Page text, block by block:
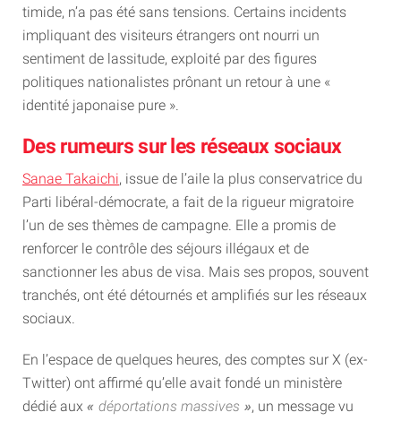
timide, n’a pas été sans tensions. Certains incidents
impliquant des visiteurs étrangers ont nourri un
sentiment de lassitude, exploité par des figures
politiques nationalistes prônant un retour à une «
identité japonaise pure ».
Des rumeurs sur les réseaux sociaux
Sanae Takaichi, issue de l’aile la plus conservatrice du
Parti libéral-démocrate, a fait de la rigueur migratoire
l’un de ses thèmes de campagne. Elle a promis de
renforcer le contrôle des séjours illégaux et de
sanctionner les abus de visa. Mais ses propos, souvent
tranchés, ont été détournés et amplifiés sur les réseaux
sociaux.
En l’espace de quelques heures, des comptes sur X (ex-
Twitter) ont affirmé qu’elle avait fondé un ministère
dédié aux
déportations massives
, un message vu